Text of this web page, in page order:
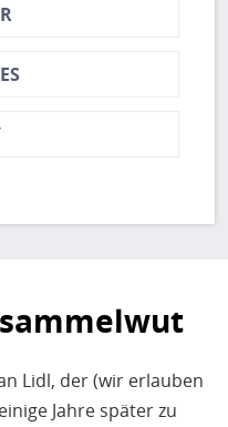
Lidl, der (wir erlauben
Jahre später zu